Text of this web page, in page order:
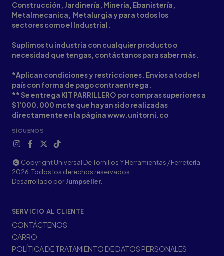
Construcción, Jardinería, Minería, Ebanistería,
Metalmecanica, Metalurgia y para todos los
sectores como el Industrial.
Suplimos tu industria con cualquier producto o
necesidad que tengas, contáctanos para saber más.
*Aplican condiciones y restricciones. Envíos a todo el
país con forma de pago contraentrega.
** Se entrega KIT PARRILLERO por compras superiores a
$1'000.000 mcte que hayan sido realizadas
directamente en la página www.unitorni.co
SÍGUENOS
Copyright Universal De Tornillos Y Herramientas / Ferretería
2026. Todos los derechos reservados.
Desarrollado porJumpseller
SERVICIO AL CLIENTE
CONTÁCTENOS
CARRO
POLÍTICA DE TRATAMIENTO DE DATOS PERSONALES